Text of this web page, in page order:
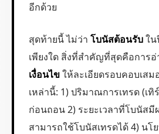
อีกด้วย
สุดท้ายนี้ ไม่ว่า โบนัสต้อนรับใน
เพียงใด สิ่งที่สำคัญที่สุดคือการ
เงื่อนไขให้ละเอียดรอบคอบเสม
เหล่านี้: 1) ปริมาณการเทรด (เทิ
ก่อนถอน 2) ระยะเวลาที่โบนัส
สามารถใช้โบนัสเทรดได้ 4) นโ